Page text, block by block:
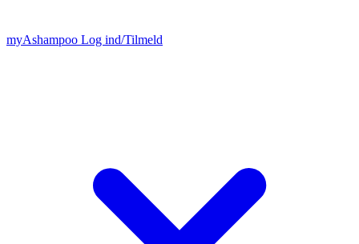
myAshampoo Log ind/Tilmeld